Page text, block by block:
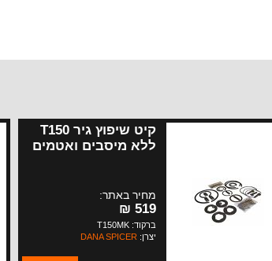
קיט שיפוץ גיר T150
ללא מיסבים ואטמים
מחיר באתר:
519 ₪
ברקוד: T150MK
יצרן: DANA SPICER